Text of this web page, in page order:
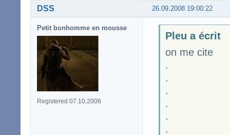
26.09.2008 19:00:22
DSS
Petit bonhomme en mousse
Registered 07.10.2006
Pleu a écrit
on me cite
.
.
.
.
.
.